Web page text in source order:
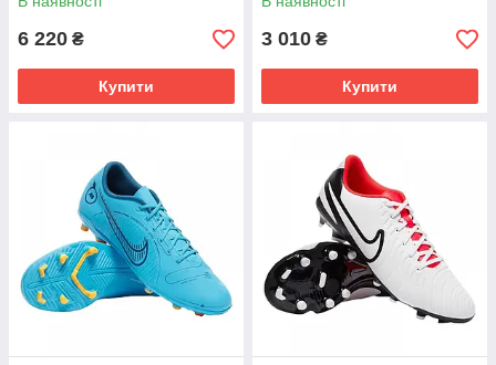
6 220 ₴
Купити
РОЗМІРІ
3 010 ₴
Купити